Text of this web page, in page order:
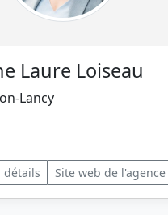
Laure Loiseau
Lancy
détails Site web de l'agence